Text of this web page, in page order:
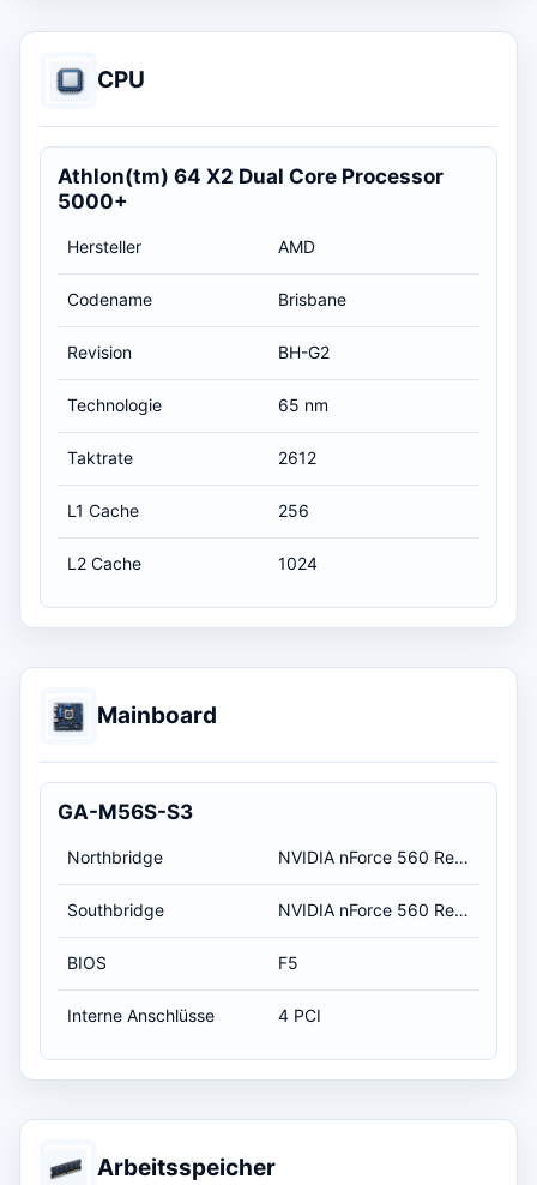
CPU
Athlon(tm) 64 X2 Dual Core Processor
5000+
Hersteller AMD
Codename Brisbane
Revision BH-G2
Technologie 65 nm
Taktrate 2612
L1 Cache 256
L2 Cache 1024
Mainboard
GA-M56S-S3
Northbridge NVIDIA nForce 560 Revision A3
Southbridge NVIDIA nForce 560 Revision A3
BIOS F5
Interne Anschlüsse 4 PCI
Arbeitsspeicher